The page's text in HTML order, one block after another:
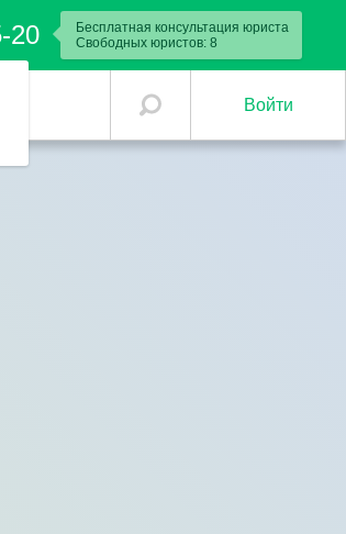
20
Бесплатная консультация юриста
Свободных юристов: 8
Войти